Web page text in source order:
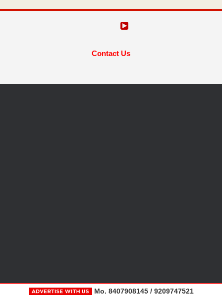
Contact Us
Mo. 8407908145 / 9209747521